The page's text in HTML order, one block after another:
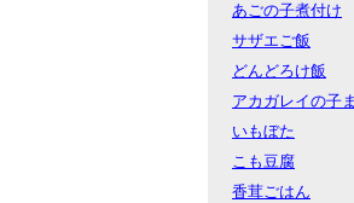
あごの子煮付け
サザエご飯
どんどろけ飯
アカガレイの子
いもぼた
こも豆腐
香茸ごはん